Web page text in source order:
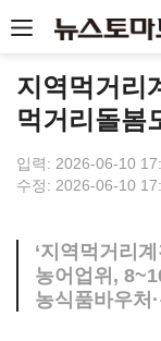
지역먹거리
먹거리돌봄
입력: 2026-06-10
수정: 2026-06-10
‘지역먹거리
농어업위,
농식품바우처